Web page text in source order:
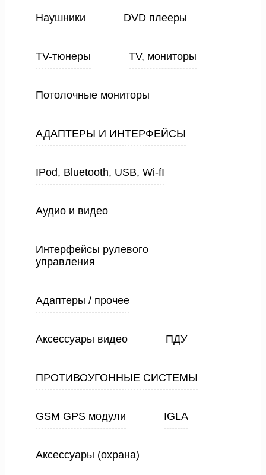
Наушники DVD плееры
TV-тюнеры TV, мониторы
Потолочные мониторы
АДАПТЕРЫ И ИНТЕРФЕЙСЫ
IPod, Bluetooth, USB, Wi-fI
Аудио и видео
Интерфейсы рулевого
управления
Адаптеры / прочее
Аксессуары видео ПДУ
ПРОТИВОУГОННЫЕ СИСТЕМЫ
GSM GPS модули IGLA
Аксессуары (охрана)